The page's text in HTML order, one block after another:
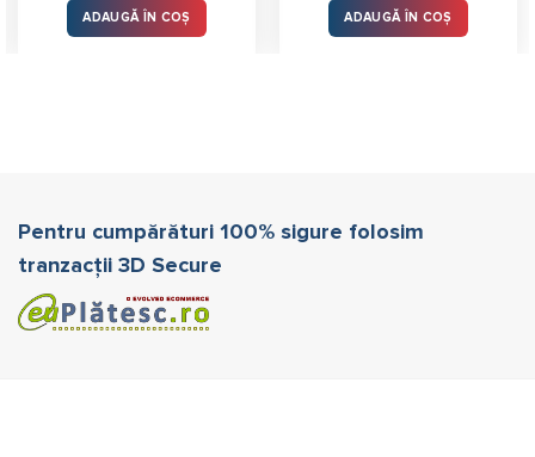
ADAUGĂ ÎN COȘ ADAUGĂ ÎN COȘ
Pentru cumpărături 100% sigure folosim
tranzacții 3D Secure